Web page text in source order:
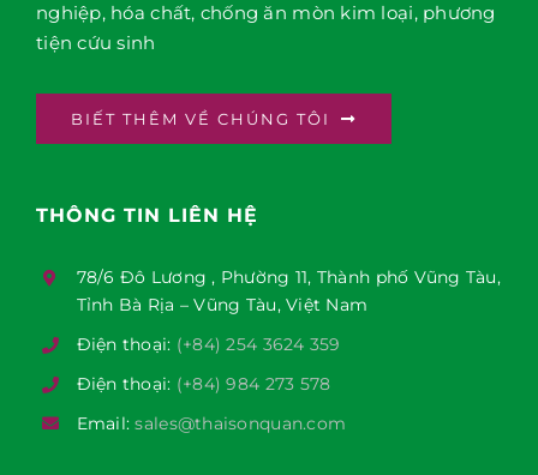
nghiệp, hóa chất, chống ăn mòn kim loại, phương
tiện cứu sinh
BIẾT THÊM VỀ CHÚNG TÔI
THÔNG TIN LIÊN HỆ
78/6 Đô Lương , Phường 11, Thành phố Vũng Tàu,
Tỉnh Bà Rịa – Vũng Tàu, Việt Nam
Điện thoại: (+84) 254 3624 359
Điện thoại: (+84) 984 273 578
Email:sales@thaisonquan.com